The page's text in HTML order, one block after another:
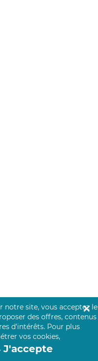
site, vous acceptez le
des offres, contenus
d’intérêts. Pour plus
vos cookies,
. J'accepte
✕